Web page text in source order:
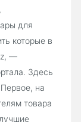
для
которые в
—
Здесь
на
товара